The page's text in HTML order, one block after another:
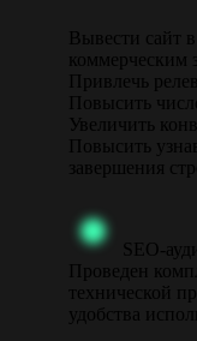
Вывести сайт
коммерческим
Привлечь
Повысить
Увеличить
Повысить
завершения
SEO-
Проведен
технической
удобства